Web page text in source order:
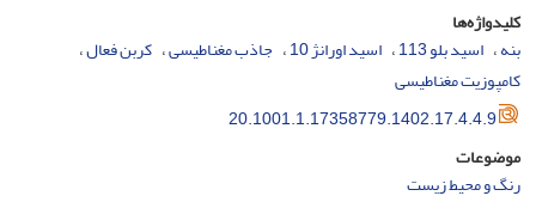
کلیدواژه‌ها
بنه اسید بلو 113 اسید اورانژ 10 جاذب مغناطیسی کربن فعال
کامپوزیت مغناطیسی
20.1001.1.17358779.1402.17.4.4.9
موضوعات
رنگ و محیط زیست